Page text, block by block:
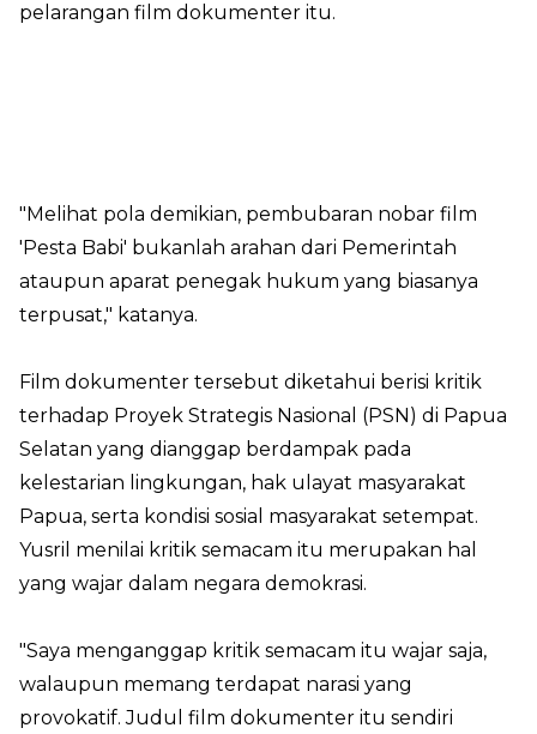
pelarangan film dokumenter itu.
"Melihat pola demikian, pembubaran nobar film
'Pesta Babi' bukanlah arahan dari Pemerintah
ataupun aparat penegak hukum yang biasanya
terpusat," katanya.
Film dokumenter tersebut diketahui berisi kritik
terhadap Proyek Strategis Nasional (PSN) di Papua
Selatan yang dianggap berdampak pada
kelestarian lingkungan, hak ulayat masyarakat
Papua, serta kondisi sosial masyarakat setempat.
Yusril menilai kritik semacam itu merupakan hal
yang wajar dalam negara demokrasi.
"Saya menganggap kritik semacam itu wajar saja,
walaupun memang terdapat narasi yang
provokatif. Judul film dokumenter itu sendiri